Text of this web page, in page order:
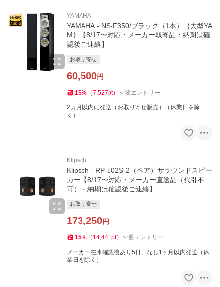
YAMAHA
YAMAHA - NS-F350/ブラック（1本）｛大型YA
M｝【8/17〜対応・メーカー取寄品・納期は確
認後ご連絡】
お取り寄せ
60,500円
15% （7,527pt） 要エントリー
2ヵ月以内に発送（お取り寄せ販売）（休業日を除
く）
Klipsch
Klipsch - RP-502S-2（ペア）サラウンドスピー
カー【8/17〜対応・メーカー直送品（代引不
可）・納期は確認後ご連絡】
お取り寄せ
173,250円
15% （ 14,441pt） 要エントリー
メーカー在庫確認後あり5日、なし1ヶ月以内発送（休
業日を除く）